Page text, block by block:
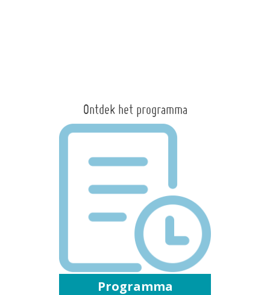
Ontdek het programma
Programma